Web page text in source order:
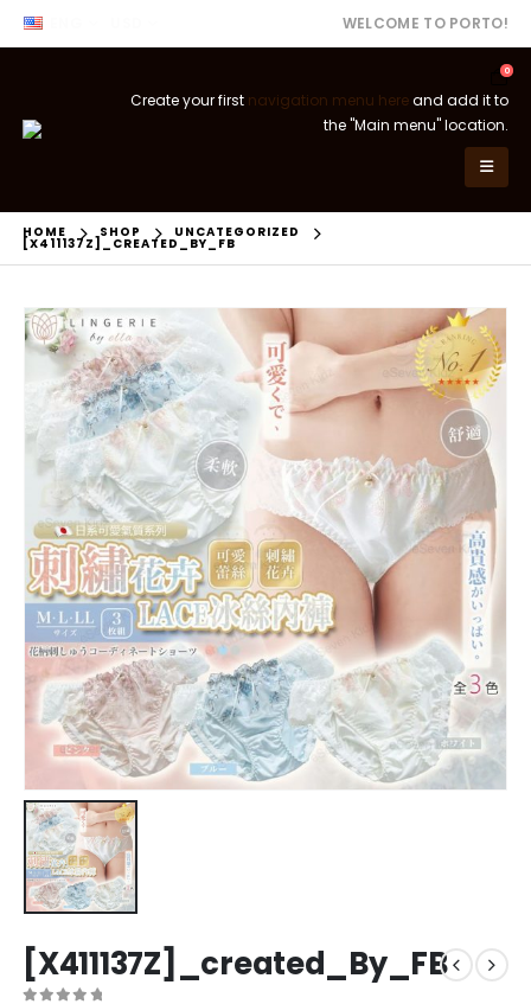
WELCOME TO PORTO!
0
Create your first navigation menu hereand add it to
the "Main menu" location.
HOME SHOP UNCATEGORIZED
[X411137Z]_CREATED_BY_FB
[X411137Z]_created_By_FB